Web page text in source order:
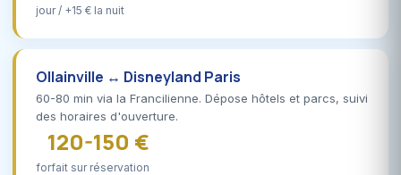
jour / +15 € la nuit
Ollainville ↔ Disneyland Paris
60-80 min via la Francilienne. Dépose hôtels et parcs, suivi
des horaires d'ouverture.
120-150 €
forfait sur réservation